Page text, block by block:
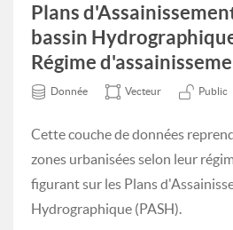
Plans
bassin
Régime
Donnée Vecteur Public
Cette couche de données
zones urbanisées selon leur
figurant sur les Plans
Hydrographique (PASH).